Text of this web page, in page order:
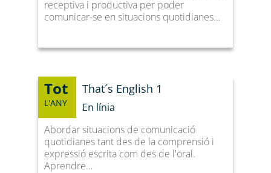
receptiva i productiva per poder
comunicar-se en situacions quotidianes…
Tot
L'ANY
That´s English 1
En línia
Abordar situacions de comunicació
quotidianes tant des de la comprensió i
expressió escrita com des de l'oral.
Aprendre…